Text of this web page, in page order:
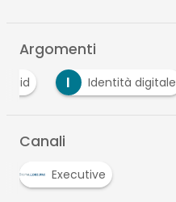
Argomenti
Agid I Identità digitale
Canali
Executive